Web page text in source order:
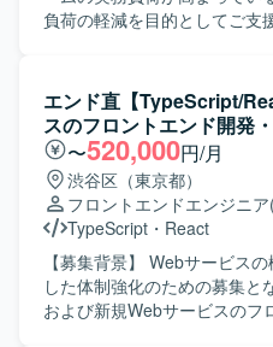
HTML/CSSを中心としたコー
負荷の軽減を目的としてご支援いた
具体的には、メール配信の設
び設定、リスト操作、プログ
など、各種マーケティング施
っていただきます。 【求める人物像】 MA運用におけるル
ールやテンプレートを正確に
方を求めています。細かな確
応を丁寧に行い、安定した品
ましいです。 【ポジションの魅力】 MA運用の実務を通じ
て、マーケティングオート
ことができます。属人化して
エンド直【TypeScript/
スのフロントエンド開発
〜520,000円/月
渋谷区（東京都）
フロントエンドエンジニア
TypeScript ・ React
【募集背景】 Webサービス
した体制強化のための募集となります。 【
および新規Webサービスのフ